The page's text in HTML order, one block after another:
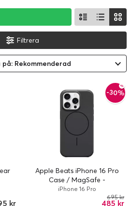
Filtrera
Rekommenderad
kr
-30%
Apple Beats iPhone 16 Pro
Case / MagSafe -
Midnight Black
iPhone 16 Pro
485 kr
695 kr